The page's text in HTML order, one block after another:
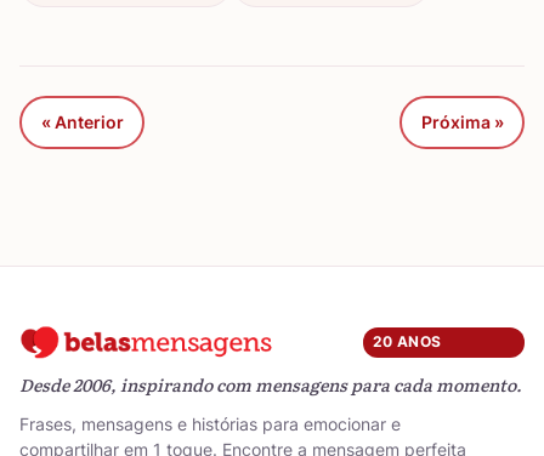
« Anterior Próxima »
20 ANOS
Desde 2006, inspirando com mensagens para cada momento.
Frases, mensagens e histórias para emocionar e
compartilhar em 1 toque. Encontre a mensagem perfeita